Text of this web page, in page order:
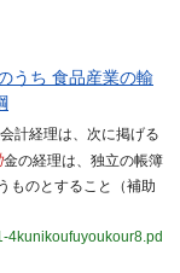
うち 食品産業の輸
計経理は、次に掲げる
金の経理は、独立の帳簿
ものとすること（補助
4kunikoufuyoukour8.pd